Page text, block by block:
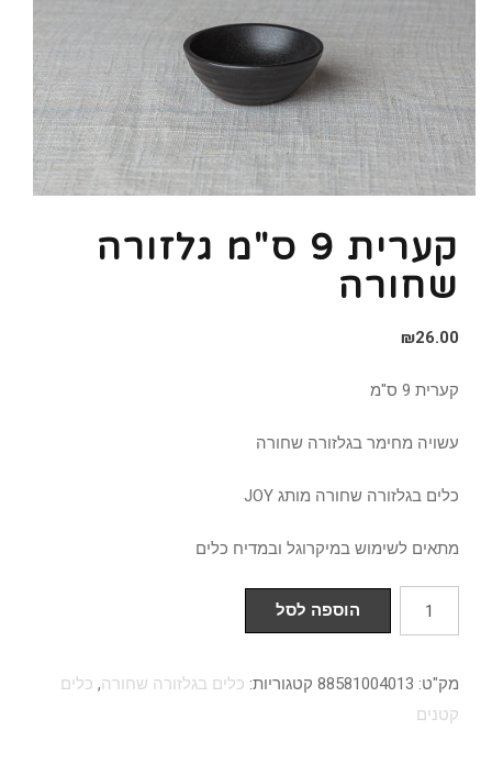
קערית 9 ס"מ גלזורה
שחורה
₪26.00
קערית 9 ס"מ
עשויה מחימר בגלזורה שחורה
כלים בגלזורה שחורה מותג JOY
מתאים לשימוש במיקרוגל ובמדיח כלים
כמות
של
9
ס"מ
הוספה לסל
מק"ט: 88581004013 קטגוריות: כלים בגלזורה שחורה, כלים
קטנים